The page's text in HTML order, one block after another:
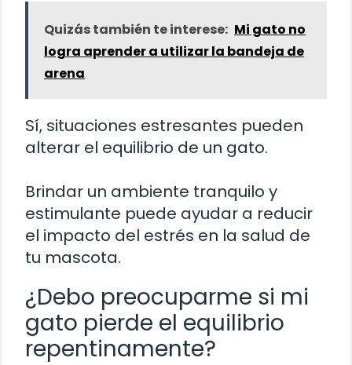
Quizás también te interese: Mi gato no
logra aprender a utilizar la bandeja de
arena
Sí, situaciones estresantes pueden
alterar el equilibrio de un gato.
Brindar un ambiente tranquilo y
estimulante puede ayudar a reducir
el impacto del estrés en la salud de
tu mascota.
¿Debo preocuparme si mi
gato pierde el equilibrio
repentinamente?